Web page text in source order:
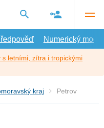
Numerický model
letními, zítra i tropickými
kraj Petrov